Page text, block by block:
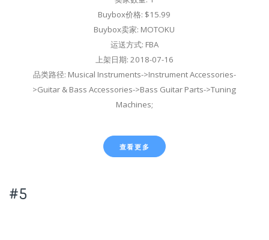
Buybox价格: $15.99
Buybox卖家: MOTOKU
运送方式: FBA
上架日期: 2018-07-16
品类路径: Musical Instruments->Instrument Accessories-
>Guitar & Bass Accessories->Bass Guitar Parts->Tuning
Machines;
查看更多
#5